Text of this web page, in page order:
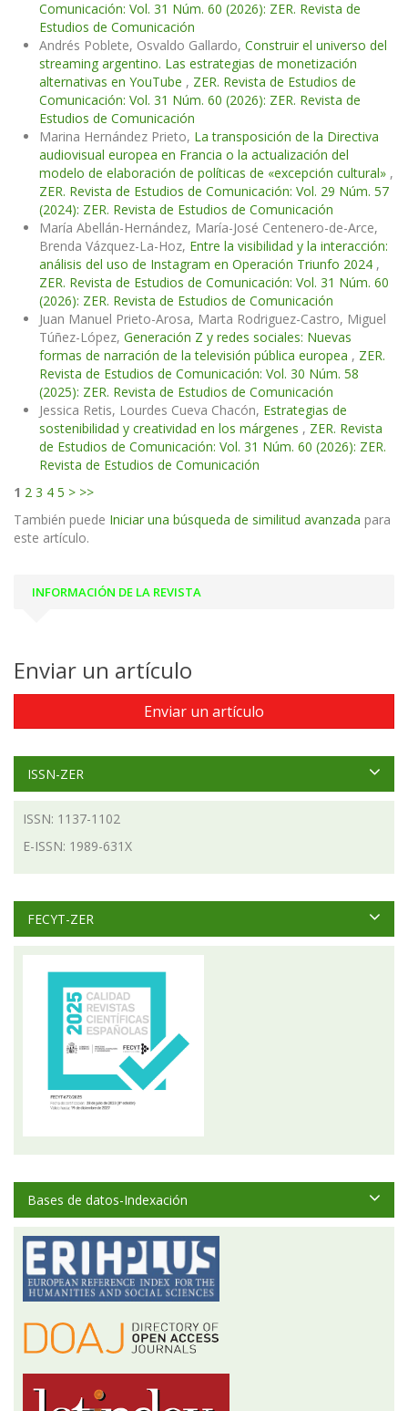
Comunicación: Vol. 31 Núm. 60 (2026): ZER. Revista de
Estudios de Comunicación
Andrés Poblete, Osvaldo Gallardo, Construir el universo del
streaming argentino. Las estrategias de monetización
alternativas en YouTube , ZER. Revista de Estudios de
Comunicación: Vol. 31 Núm. 60 (2026): ZER. Revista de
Estudios de Comunicación
Marina Hernández Prieto, La transposición de la Directiva
audiovisual europea en Francia o la actualización del
modelo de elaboración de políticas de «excepción cultural» ,
ZER. Revista de Estudios de Comunicación: Vol. 29 Núm. 57
(2024): ZER. Revista de Estudios de Comunicación
María Abellán-Hernández, María-José Centenero-de-Arce,
Brenda Vázquez-La-Hoz, Entre la visibilidad y la interacción:
análisis del uso de Instagram en Operación Triunfo 2024 ,
ZER. Revista de Estudios de Comunicación: Vol. 31 Núm. 60
(2026): ZER. Revista de Estudios de Comunicación
Juan Manuel Prieto-Arosa, Marta Rodriguez-Castro, Miguel
Túñez-López, Generación Z y redes sociales: Nuevas
formas de narración de la televisión pública europea , ZER.
Revista de Estudios de Comunicación: Vol. 30 Núm. 58
(2025): ZER. Revista de Estudios de Comunicación
Jessica Retis, Lourdes Cueva Chacón, Estrategias de
sostenibilidad y creatividad en los márgenes , ZER. Revista
de Estudios de Comunicación: Vol. 31 Núm. 60 (2026): ZER.
Revista de Estudios de Comunicación
1 2 3 4 5 > >>
También puede Iniciar una búsqueda de similitud avanzada para
este artículo.
INFORMACIÓN DE LA REVISTA
Enviar un artículo
Enviar un artículo
ISSN-ZER
ISSN: 1137-1102
E-ISSN: 1989-631X
FECYT-ZER
Bases de datos-Indexación